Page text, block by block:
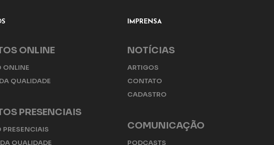
ONLINE
ONLINE
QUALIDADE
PRESENCIAIS
PRESENCIAIS
QUALIDADE
IMPRENSA
NOTÍCIAS
ARTIGOS
CONTATO
CADASTRO
COMUNICAÇÃO
PODCASTS